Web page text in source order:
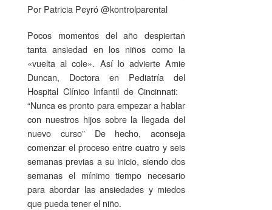
Por Patricia Peyró @kontrolparental
Pocos momentos del año despiertan
tanta ansiedad en los niños como la
«vuelta al cole». Así lo advierte Amie
Duncan, Doctora en Pediatría del
Hospital Clínico Infantil de Cincinnati:
“Nunca es pronto para empezar a hablar
con nuestros hijos sobre la llegada del
nuevo curso” De hecho, aconseja
comenzar el proceso entre cuatro y seis
semanas previas a su inicio, siendo dos
semanas el mínimo tiempo necesario
para abordar las ansiedades y miedos
que pueda tener el niño.